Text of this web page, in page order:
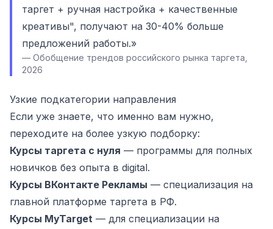
таргет + ручная настройка + качественные
креативы", получают на 30-40% больше
предложений работы.»
— Обобщение трендов российского рынка таргета,
2026
Узкие подкатегории направления
Если уже знаете, что именно вам нужно,
переходите на более узкую подборку:
Курсы таргета с нуля — программы для полных
новичков без опыта в digital.
Курсы ВКонтакте Рекламы — специализация на
главной платформе таргета в РФ.
Курсы MyTarget — для специализации на